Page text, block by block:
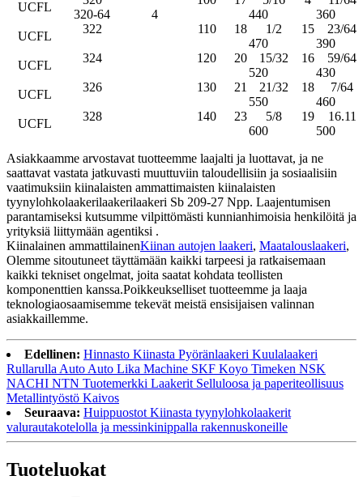
UCFL
320-64
4 440
360
UCFL
322 110 18 1/2 15
23/64
470
390
UCFL
324 120 20 15/32 16
59/64
520
430
UCFL
326 130 21 21/32 18
7/64
550
460
UCFL
328 140 23 5/8 19
16.11
600
500
Asiakkaamme arvostavat tuotteemme laajalti ja luottavat, ja ne
saattavat vastata jatkuvasti muuttuviin taloudellisiin ja sosiaalisiin
vaatimuksiin kiinalaisten ammattimaisten kiinalaisten
tyynylohkolaakerilaakerilaakeri Sb 209-27 Npp. Laajentumisen
parantamiseksi kutsumme vilpittömästi kunnianhimoisia henkilöitä ja
yrityksiä liittymään agentiksi .
Kiinalainen ammattilainenKiinan autojen laakeri, Maatalouslaakeri,
Olemme sitoutuneet täyttämään kaikki tarpeesi ja ratkaisemaan
kaikki tekniset ongelmat, joita saatat kohdata teollisten
komponenttien kanssa.Poikkeukselliset tuotteemme ja laaja
teknologiaosaamisemme tekevät meistä ensisijaisen valinnan
asiakkaillemme.
Edellinen: Hinnasto Kiinasta Pyöränlaakeri Kuulalaakeri
Rullarulla Auto Auto Lika Machine SKF Koyo Timeken NSK
NACHI NTN Tuotemerkki Laakerit Selluloosa ja paperiteollisuus
Metallintyöstö Kaivos
Seuraava: Huippuostot Kiinasta tyynylohkolaakerit
valurautakotelolla ja messinkinippalla rakennuskoneille
Tuoteluokat